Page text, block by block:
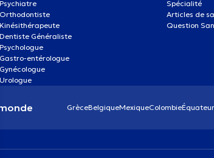
Psychiatre
Orthodontiste
Kinésithérapeute
Dentiste Généraliste
Psychologue
Gastro-entérologue
Gynécologue
Urologue
Spécialité
Articles de
Question
GrèceBelgiqueMexiqueColombieÉquateur